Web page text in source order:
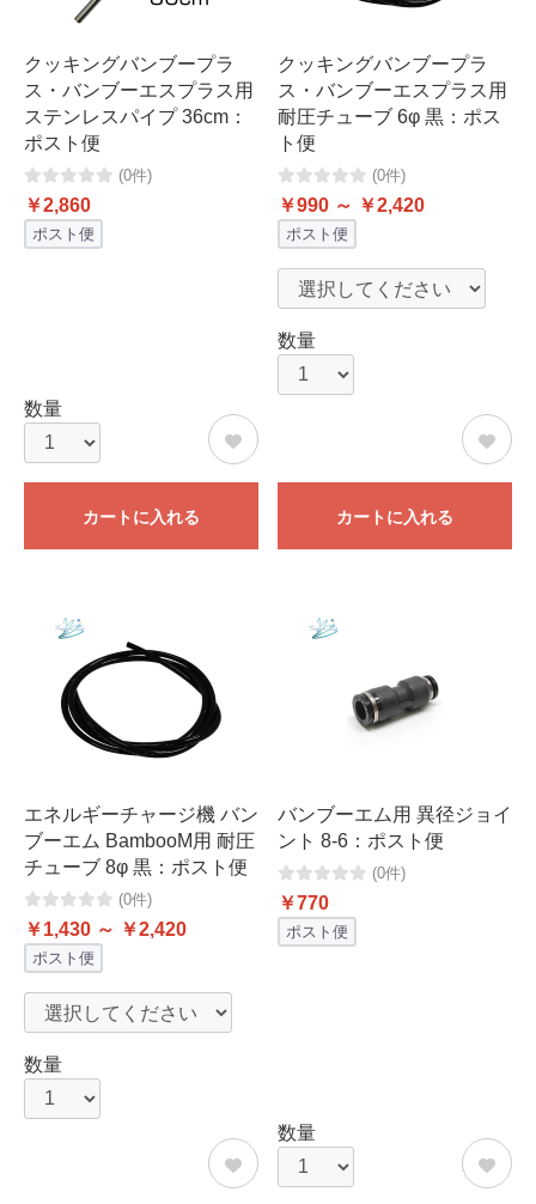
クッキングバンブープラ
ス・バンブーエスプラス用
ステンレスパイプ 36cm：
ポスト便
(0件)
￥2,860
ポスト便
数量
カートに入れる
クッキングバンブープラ
ス・バンブーエスプラス用
耐圧チューブ 6φ 黒：ポス
ト便
(0件)
￥990 ～ ￥2,420
ポスト便
数量
カートに入れる
エネルギーチャージ機 バン
ブーエム BambooM用 耐圧
チューブ 8φ 黒：ポスト便
(0件)
￥1,430 ～ ￥2,420
ポスト便
数量
バンブーエム用 異径ジョイ
ント 8-6：ポスト便
(0件)
￥770
ポスト便
数量